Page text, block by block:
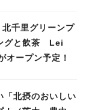
グと飲茶 Lei
ープン予定！
「北摂のおいしい